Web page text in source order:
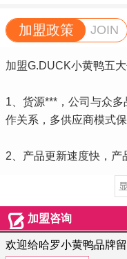
加盟政策 JOIN
加盟G.DUCK小黄鸭五大
1、货源***，公司与众
作关系，多供应商模式
2、产品更新速度快，产
加盟咨询
欢迎给哈罗小黄鸭品牌